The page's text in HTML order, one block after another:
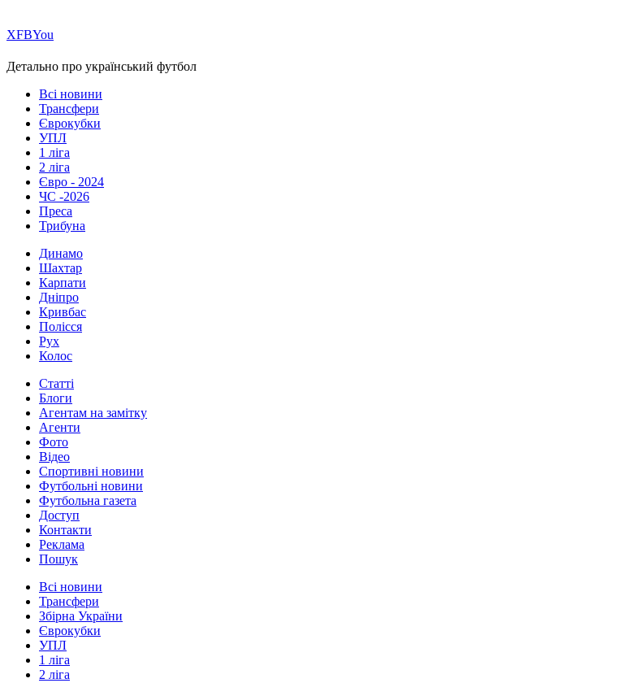
ХFBYou
Детально про український футбол
Всі новини
Трансфери
Єврокубки
УПЛ
1 ліга
2 ліга
Євро - 2024
ЧС -2026
Преса
Трибуна
Динамо
Шахтар
Карпати
Дніпро
Кривбас
Полісся
Рух
Колос
Статті
Блоги
Агентам на замітку
Агенти
Фото
Відео
Спортивні новини
Футбольні новини
Футбольна газета
Доступ
Контакти
Реклама
Пошук
Всі новини
Трансфери
Збірна України
Єврокубки
УПЛ
1 ліга
2 ліга